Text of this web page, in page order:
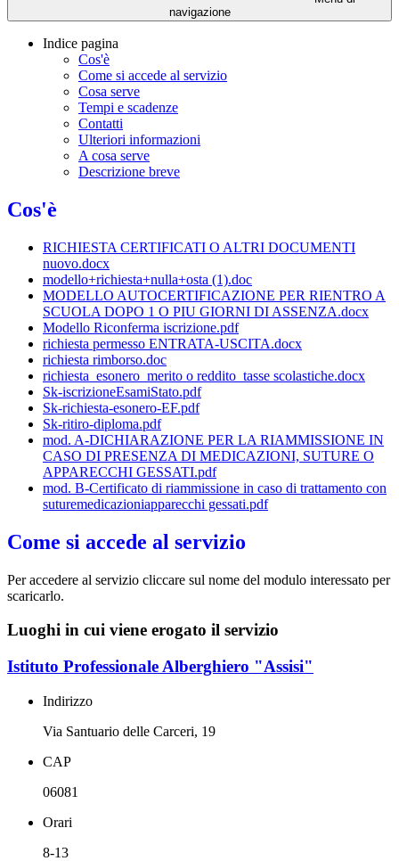
navigazione
Indice pagina
Cos'è
Come si accede al servizio
Cosa serve
Tempi e scadenze
Contatti
Ulteriori informazioni
A cosa serve
Descrizione breve
Cos'è
RICHIESTA CERTIFICATI O ALTRI DOCUMENTI
nuovo.docx
modello+richiesta+nulla+osta (1).doc
MODELLO AUTOCERTIFICAZIONE PER RIENTRO A
SCUOLA DOPO 1 O PIU GIORNI DI ASSENZA.docx
Modello Riconferma iscrizione.pdf
richiesta permesso ENTRATA-USCITA.docx
richiesta rimborso.doc
richiesta_esonero_merito o reddito_tasse scolastiche.docx
Sk-iscrizioneEsamiStato.pdf
Sk-richiesta-esonero-EF.pdf
Sk-ritiro-diploma.pdf
mod. A-DICHIARAZIONE PER LA RIAMMISSIONE IN
CASO DI PRESENZA DI MEDICAZIONI, SUTURE O
APPARECCHI GESSATI.pdf
mod. B-Certificato di riammissione in caso di trattamento con
suturemedicazioniapparecchi gessati.pdf
Come si accede al servizio
Per accedere al servizio cliccare sul nome del modulo interessato per
scaricarlo.
Luoghi in cui viene erogato il servizio
Istituto Professionale Alberghiero "Assisi"
Indirizzo
Via Santuario delle Carceri, 19
CAP
06081
Orari
8-13